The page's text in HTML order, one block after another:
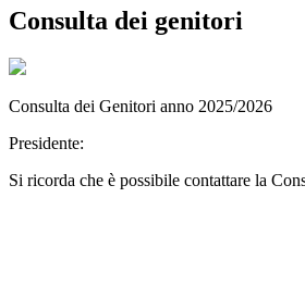
Consulta dei genitori
Consulta dei Genitori anno 2025/2026
Presidente:
Si ricorda che è possibile contattare la